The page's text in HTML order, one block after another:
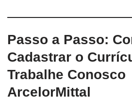
Passo a Passo:
Cadastrar o
Trabalhe Conosco
ArcelorMittal